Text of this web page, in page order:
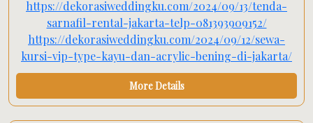
https://dekorasiweddingku.com/2024/09/13/tenda-
sarnafil-rental-jakarta-telp-081393909152/
https://dekorasiweddingku.com/2024/09/12/sewa-
kursi-vip-type-kayu-dan-acrylic-bening-di-jakarta/
More Details